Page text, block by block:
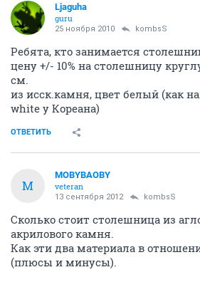
Ljaguha
guru
25 ноября 2010 kombsS
Ребята, кто занимается
цену +/- 10% на столешницу
см.
из исск.камня, цвет белый (как
white у Кореана)
ОТВЕТИТЬ
M
MOBYBAOBY
veteran
13 сентября 2012 kombsS
Сколько стоит столешница из
акрилового камня.
Как эти два материала в
(плюсы и минусы).